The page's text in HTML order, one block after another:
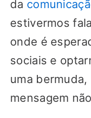
da
estivermos
onde é
sociais e
uma bermuda,
mensagem